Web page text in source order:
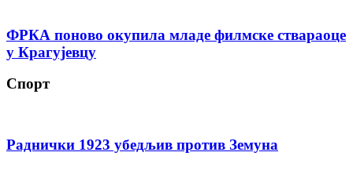
ФРКА поново окупила младе филмске ствараоце
у Крагујевцу
Спорт
Раднички 1923 убедљив против Земуна